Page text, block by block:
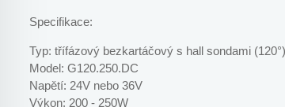
Specifikace:
Typ: třífázový bezkartáčový s hall sondami (120°)
Model: G120.250.DC
Napětí: 24V nebo 36V
Výkon: 200 - 250W